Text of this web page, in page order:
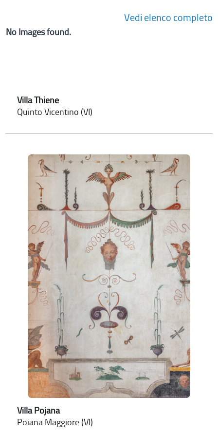
Vedi elenco completo
No Images found.
Villa Thiene
Quinto Vicentino (VI)
Villa Pojana
Poiana Maggiore (VI)